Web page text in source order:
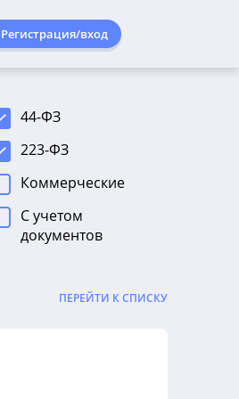
Регистрация/вход
44-ФЗ
223-ФЗ
Коммерческие
С учетом
документов
ПЕРЕЙТИ К СПИСКУ